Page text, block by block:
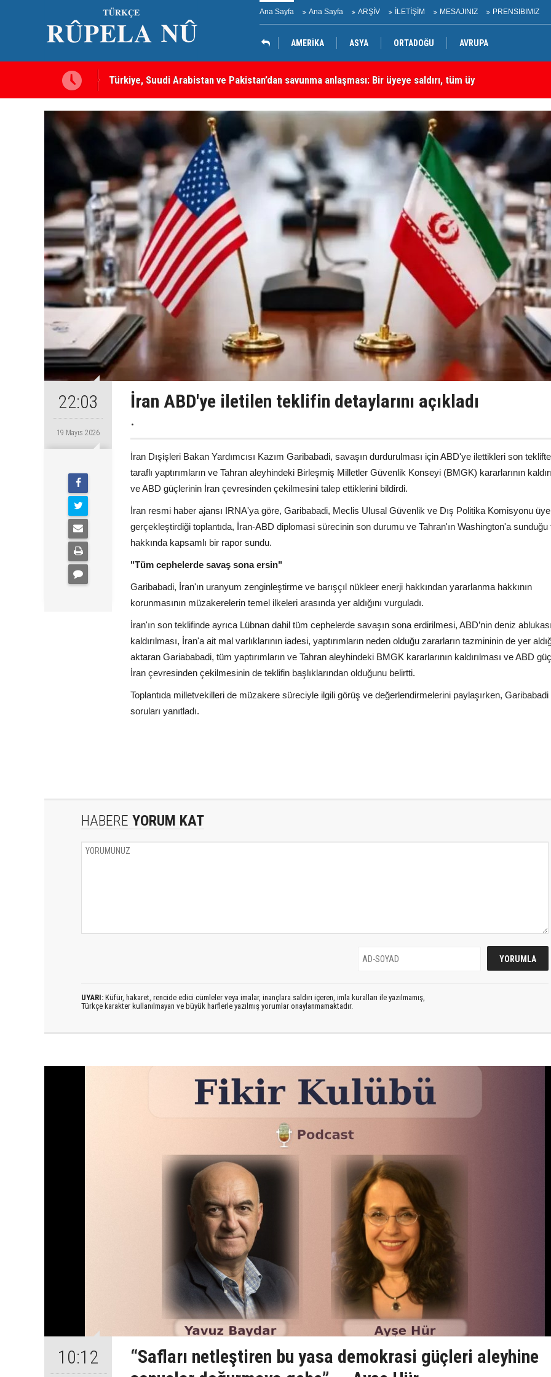
Ana Sayfa Ana Sayfa ARŞİV İLETİŞİM MESAJINIZ PRENSIBIMIZ
AMERİKA ASYA ORTADOĞU AVRUPA
gebe” -- Ayşe Hür
Türkiye, Suudi Arabistan ve Pakistan’dan savunma anlaşması: Bir üyeye saldırı, tüm üyelere yapılmış
sayılacak
22:03
19 Mayıs 2026
İran ABD'ye iletilen teklifin detaylarını açıkladı
.
İran Dışişleri Bakan Yardımcısı Kazım Garibabadi, savaşın durdurulması için ABD'ye ilettikleri son
taraflı yaptırımların ve Tahran aleyhindeki Birleşmiş Milletler Güvenlik Konseyi (BMGK) kararlarının
ve ABD güçlerinin İran çevresinden çekilmesini talep ettiklerini bildirdi.
İran resmi haber ajansı IRNA'ya göre, Garibabadi, Meclis Ulusal Güvenlik ve Dış Politika Komisyonu
gerçekleştirdiği toplantıda, İran-ABD diplomasi sürecinin son durumu ve Tahran'ın Washington'a sunduğu
hakkında kapsamlı bir rapor sundu.
"Tüm cephelerde savaş sona ersin"
Garibabadi, İran'ın uranyum zenginleştirme ve barışçıl nükleer enerji hakkından yararlanma hakkının
korunmasının müzakerelerin temel ilkeleri arasında yer aldığını vurguladı.
İran'ın son teklifinde ayrıca Lübnan dahil tüm cephelerde savaşın sona erdirilmesi, ABD’nin deniz
kaldırılması, İran'a ait mal varlıklarının iadesi, yaptırımların neden olduğu zararların tazmininin de yer
aktaran Gariababadi, tüm yaptırımların ve Tahran aleyhindeki BMGK kararlarının kaldırılması ve ABD
İran çevresinden çekilmesinin de teklifin başlıklarından olduğunu belirtti.
Toplantıda milletvekilleri de müzakere süreciyle ilgili görüş ve değerlendirmelerini paylaşırken,
soruları yanıtladı.
HABERE YORUM KAT
UYARI: Küfür, hakaret, rencide edici cümleler veya imalar, inançlara saldırı içeren, imla kuralları ile yazılmamış,
Türkçe karakter kullanılmayan ve büyük harflerle yazılmış yorumlar onaylanmamaktadır.
10:12
“Safları netleştiren bu yasa demokrasi güçleri aleyhine